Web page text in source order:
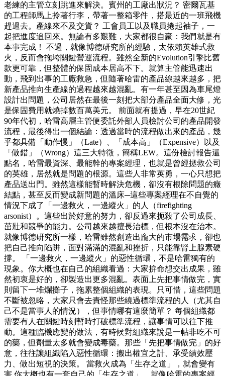
老練的主管立刻跳進來解決。賓州的工廠出狀況？ 密爾瓦基
的工程師馬上拎著行李，帶著一整箱零件，搭最近的一班飛機
趕過去。產線來不及交貨？ 工會員工以及職員捲起袖子，一
起把進度追回來。無論有多艱難，大家都很自豪：我們就是有
本事完成！ 不過，就像博德研究所的經驗，太依賴英雄式救
火，反而會拖垮關鍵營運流程。雖然全新的Evolution引擎比舊
款更可靠，但整體的保固成本居高不下。就算主管能迅速出
動，飛到出事的工廠救急，但隨著哈雷的產品線越來越多，把
新產品推向生產線的過程越來越混亂。有一年甚至因為車尾燈
設計出問題，公司居然在最後一刻把大部分產品全面大修，光
是保固費用就燒掉數百萬美元。 前面就有提過，早在20世紀
90年代初，哈雷高層主管便委託外部人員檢討公司的產品開發
流程，最後得出一個結論：透過當時的流程做出來的產品，幾
乎都具備「動作慢」（Late）、「成本高」（Expensive）以及
「做錯」（Wrong）這三大特徵，簡稱LEW。這份檢討報告還
點名，哈雷最資深、最能幹的專案經理，也就是曾經拯救公司
的英雄，居然就是問題的根源。這些人非常英勇，一心只想把
產品送出門。雖然這樣能暫時解決危機，卻沒有根除問題的癥
結點，甚至反而變成新問題的溫床─這些專案經理在不自覺的
情況下成了「一邊救火，一邊縱火」的人（firefighting
arsonist）。這些出於好意的努力，卻反過來扼殺了公司成長、
茁壯和競爭的能力。公司越來越擅長治標，但根本沒在治本。
就像博德研究所一樣，哈雷雖然創造出龐大的市場需求，卻也
把自己推向陷阱，面對滿滿的混亂和挫折，只能靠腎上腺素硬
撐。 「一邊救火，一邊縱火」的惡性循環，不是哈雷獨有的
現象。你大概也在自己的組織看過：大家拚命想交出成果，雖
然初衷是好的，卻製造出更多混亂。表面上先把事情做完，實
則留下一堆爛攤子，拖累整個組織的表現。只可惜，這些問題
不斷被忽略，大家只會去責怪那些繞過標準流程的人（尤其自
己不是當事人的情況），但事情哪有這麼簡單？ 每個組織都
需要有人在關鍵時刻暫時打破標準流程，讓事情可以往下推
動。這種臨機應變的做法，有時候對組織來說是一帖非吃不可
的藥，但劑量太多就會變成毒藥。那些「先把事情做完」的好
意，往往讓組織陷入惡性循環：搬出權宜之計、承受績效壓
力、做出短視的決策。 當救火成為「生存之道」，就會變有